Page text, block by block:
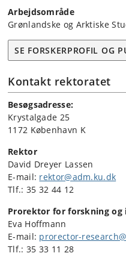
Arbejdsområde
Grønlandske og Arktiske
SE FORSKERPROFIL OG
Kontakt rektoratet
Besøgsadresse:
Krystalgade 25
1172 København K
Rektor
David Dreyer Lassen
E-mail: rektor@adm.ku.dk
Tlf.: 35 32 44 12
Prorektor for forskning og
Eva Hoffmann
E-mail: prorector-
Tlf.: 35 33 11 28